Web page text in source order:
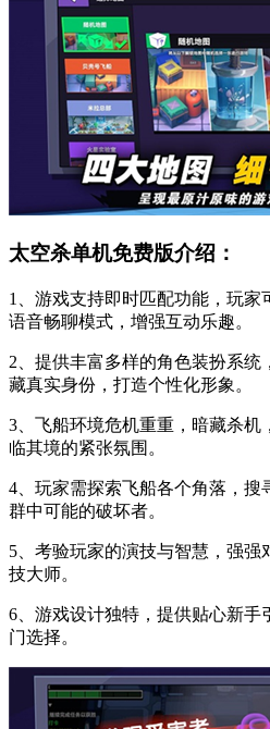
太空杀单机免费版介绍：
1、游戏支持即时匹配功能，玩家
语音畅聊模式，增强互动乐趣。
2、提供丰富多样的角色装扮系统
藏真实身份，打造个性化形象。
3、飞船环境危机重重，暗藏杀机
临其境的紧张氛围。
4、玩家需探索飞船各个角落，搜
群中可能的破坏者。
5、考验玩家的演技与智慧，强
技大师。
6、游戏设计独特，提供贴心新手
门选择。